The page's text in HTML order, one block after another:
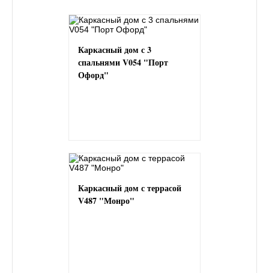
Каркасный дом с 3
спальнями V054 "Порт
Офорд"
Каркасный дом с террасой
V487 "Монро"